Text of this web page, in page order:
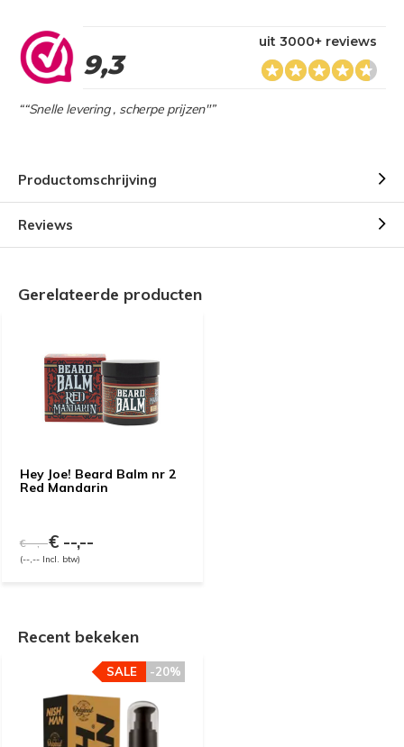
9,3
uit 3000+ reviews
““Snelle levering , scherpe prijzen"”
Productomschrijving
Reviews
Gerelateerde producten
Hey Joe! Beard Balm nr 2
Red Mandarin
€ --,--€ --,--
(--,-- Incl. btw)
Recent bekeken
-20%
SALE